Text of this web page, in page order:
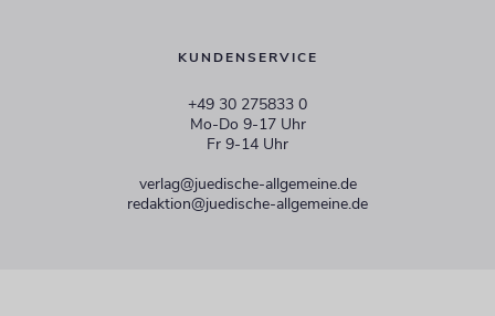
KUNDENSERVICE
+49 30 275833 0
Mo-Do 9-17 Uhr
Fr 9-14 Uhr
verlag@juedische-allgemeine.de
redaktion@juedische-allgemeine.de